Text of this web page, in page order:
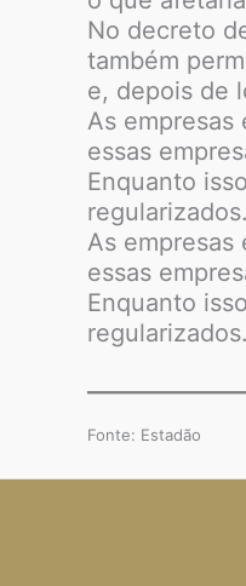
No decreto
também
e, depois de
As empresas
essas
Enquanto
regularizados.
As empresas
essas
Enquanto
regularizados.
Fonte: Estadão